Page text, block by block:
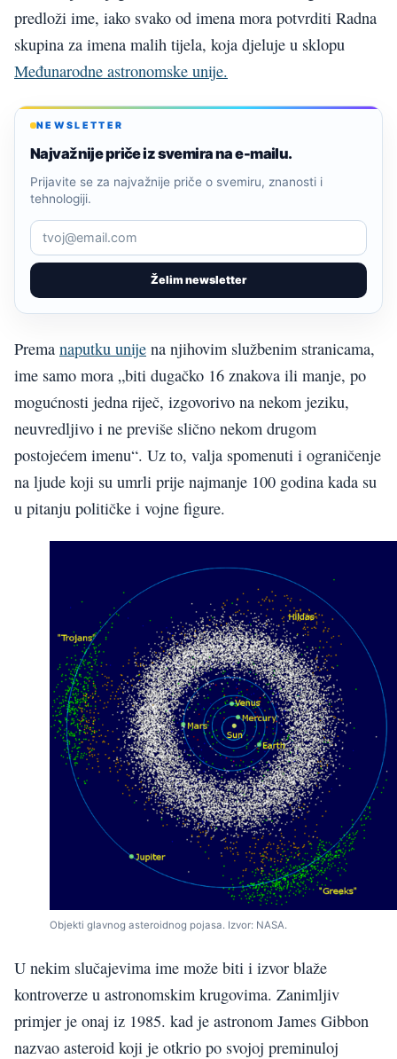
predloži ime, iako svako od imena mora potvrditi Radna
skupina za imena malih tijela, koja djeluje u sklopu
Međunarodne astronomske unije.
NEWSLETTER
Najvažnije priče iz svemira na e-mailu.
Želim newsletter
Prijavite se za najvažnije priče o svemiru, znanosti i
tehnologiji.
Prema naputku unije na njihovim službenim stranicama,
ime samo mora „biti dugačko 16 znakova ili manje, po
mogućnosti jedna riječ, izgovorivo na nekom jeziku,
neuvredljivo i ne previše slično nekom drugom
postojećem imenu“. Uz to, valja spomenuti i ograničenje
na ljude koji su umrli prije najmanje 100 godina kada su
u pitanju političke i vojne figure.
Objekti glavnog asteroidnog pojasa. Izvor: NASA.
U nekim slučajevima ime može biti i izvor blaže
kontroverze u astronomskim krugovima. Zanimljiv
primjer je onaj iz 1985. kad je astronom James Gibbon
nazvao asteroid koji je otkrio po svojoj preminuloj